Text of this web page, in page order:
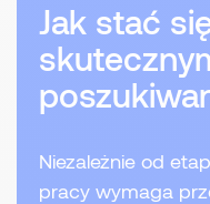
Jak stać
Niezależnie od
pracy wymaga